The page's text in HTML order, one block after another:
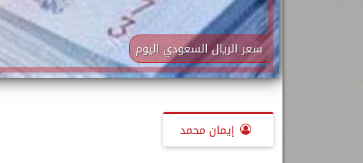
سعر الريال السعودي اليوم
إيمان محمد